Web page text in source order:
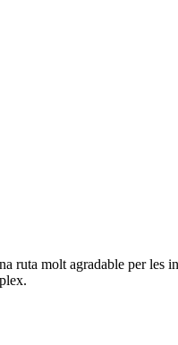
ruta molt agradable per les